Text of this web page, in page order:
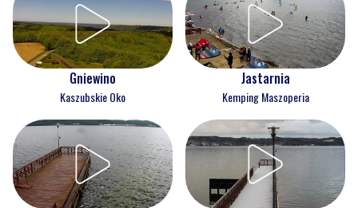
Gniewino
Kaszubskie Oko
Jastarnia
Kemping Maszoperia